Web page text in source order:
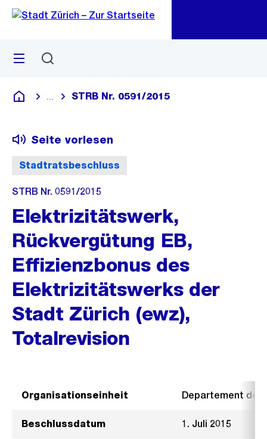
Navigation
Sprunglink
Menü
Deutsch
Blende alle Breadcrumbs ein
STRB Nr. 0591/2015
Stadtratsbeschluss
Seite vorlesen
STRB Nr. 0591/2015
Elektrizitätswerk,
Rückvergütung EB,
Effizienzbonus des
Elektrizitätswerks der
Stadt Zürich (ewz),
Totalrevision
Organisationseinheit Departement der
Beschlussdatum 1. Juli 2015